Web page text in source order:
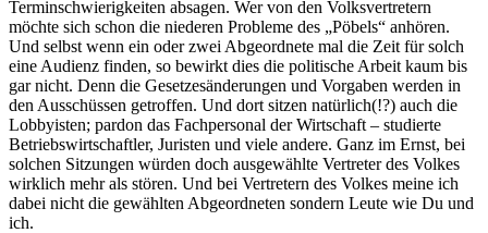
Terminschwierigkeiten absagen. Wer von den Volksvertretern
möchte sich schon die niederen Probleme des „Pöbels“ anhören.
Und selbst wenn ein oder zwei Abgeordnete mal die Zeit für solch
eine Audienz finden, so bewirkt dies die politische Arbeit kaum bis
gar nicht. Denn die Gesetzesänderungen und Vorgaben werden in
den Ausschüssen getroffen. Und dort sitzen natürlich(!?) auch die
Lobbyisten; pardon das Fachpersonal der Wirtschaft – studierte
Betriebswirtschaftler, Juristen und viele andere. Ganz im Ernst, bei
solchen Sitzungen würden doch ausgewählte Vertreter des Volkes
wirklich mehr als stören. Und bei Vertretern des Volkes meine ich
dabei nicht die gewählten Abgeordneten sondern Leute wie Du und
ich.